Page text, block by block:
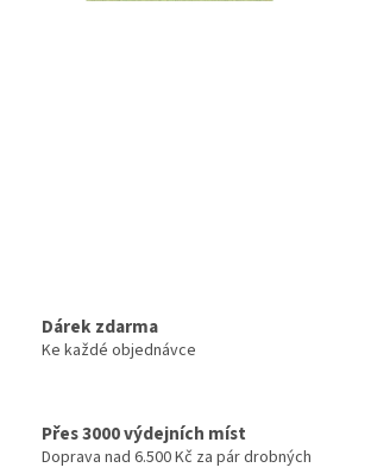
Dárek zdarma
Ke každé objednávce
Přes 3000 výdejních míst
Doprava nad 6.500 Kč za pár drobných